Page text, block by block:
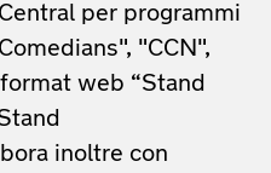
per programmi
"CCN",
web “Stand
inoltre con